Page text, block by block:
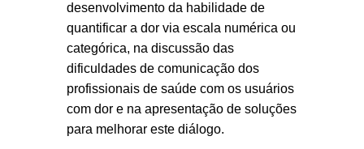
desenvolvimento da habilidade de
quantificar a dor via escala numérica ou
categórica, na discussão das
dificuldades de comunicação dos
profissionais de saúde com os usuários
com dor e na apresentação de soluções
para melhorar este diálogo.